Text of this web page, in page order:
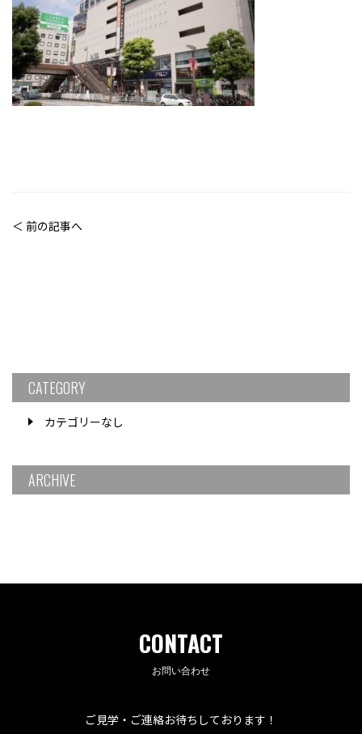
＜ 前の記事へ
CATEGORY
カテゴリーなし
ARCHIVE
CONTACT
お問い合わせ
ご見学・ご連絡お待ちしております！